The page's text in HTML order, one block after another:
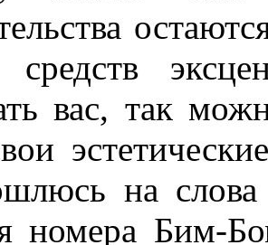
средств
вас, так
на слова
номера Бим-